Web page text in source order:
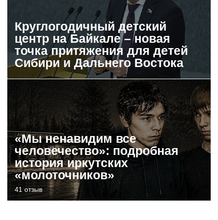
Круглогодичный детский
центр на Байкале – новая
точка притяжения для детей
Сибири и Дальнего Востока
«Мы ненавидим все
человечество»: подробная
история иркутских
«молоточников»
41 отзыв